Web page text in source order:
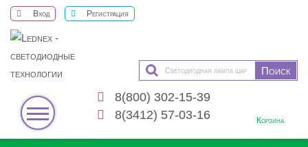
Вход Регистрация
8(800) 302-15-39
8(3412) 57-03-16
Корзина